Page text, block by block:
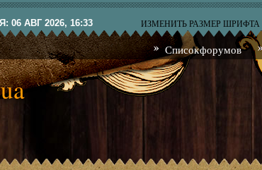
АВГ 2026, 16:33 ИЗМЕНИТЬ РАЗМЕР ШРИФТА
Список форумов